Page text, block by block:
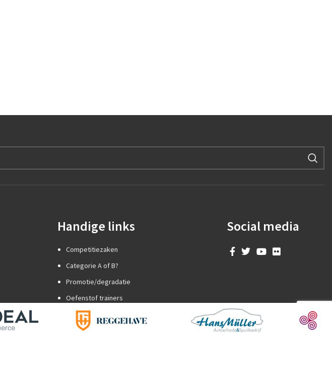
Handige links
Competitiezaken
Categorie A of B?
Promotie/degradatie
Oefenstof trainers
Spelregels
Trainer worden?
Social media